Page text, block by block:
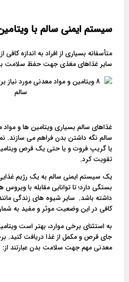
سیستم ایمنی سالم با
متأسفانه بسیاری از افراد به اندازه کافی
سایر غذاهای مغذی جهت حفظ سلامت
غذاهای سالم بسیاری ویتامین ها و
سالم نگه داشتن بدن فراهم می سازند.
تقویت کرد.
یک سیستم ایمنی سالم به یک رژیم
بستگی دارد؛ تا توانایی مقابله با
داشته باشد. سایر شیوه های زندگی
کافی در این وضعیت موثر و مفید به
به استثنای برخی موارد، بهتر است
جای قرص و مکمل از غذا دریافت کنید.
معدنی مهم جهت سلامت بدن عبارتند از: